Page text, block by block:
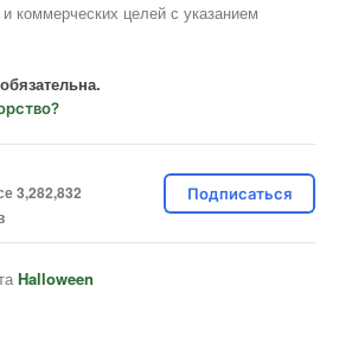
коммерческих целей с указанием
3,282,832
Подписаться
Halloween